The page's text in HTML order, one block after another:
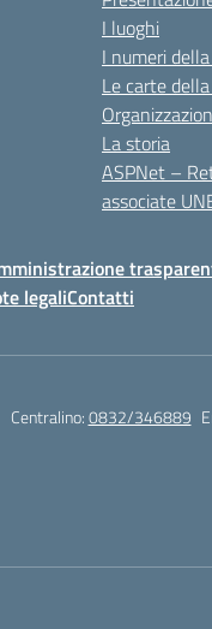
I luoghi
I numeri
Le carte
La storia
ASPNet –
associate
legaliContatti
Centralino:0832/346889